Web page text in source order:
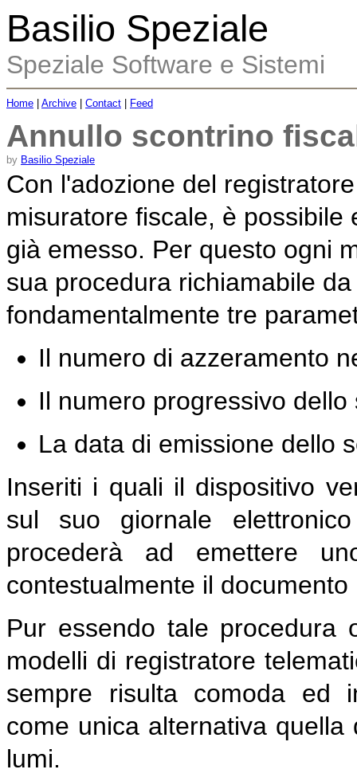
Basilio Speziale
Speziale Software e Sistemi
Home Archive Contact Feed
Annullo scontrino
by Basilio Speziale
Con l'adozione del
misuratore fiscale, è
già emesso. Per questo ogni
sua procedura richiamabile
fondamentalmente tre
Il numero di azzeramento
Il numero progressivo dello
La data di emissione dello
Inseriti i quali il dispositivo
sul suo giornale
procederà ad emettere
contestualmente il
Pur essendo tale procedura
modelli di registratore
sempre risulta comoda ed
come unica alternativa
lumi.